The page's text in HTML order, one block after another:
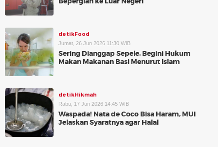
detikFood
Jumat, 26 Jun 2026 11:30 WIB
Sering Dianggap Sepele, Begini Hukum
Makan Makanan Basi Menurut Islam
detikHikmah
Rabu, 17 Jun 2026 14:45 WIB
Waspada! Nata de Coco Bisa Haram, MUI
Jelaskan Syaratnya agar Halal